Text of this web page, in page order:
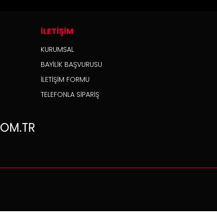
İLETİŞİM
KURUMSAL
BAYİLİK BAŞVURUSU
İLETİŞİM FORMU
TELEFONLA SİPARİŞ